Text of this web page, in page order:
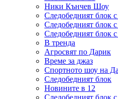
Ники Кънчев Шоу
Следобедният блок
Следобедният блок
Следобедният блок
В тренда
Агросвят по Дарик
Време за джаз
Спортното шоу на
Следобедният блок
Новините в 12
Следобедният блок